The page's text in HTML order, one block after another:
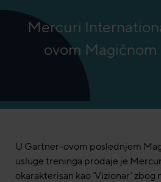
Mercuri
ovom
U Gartner-ovom poslednjem
usluge treninga prodaje je
okarakterisan kao ‘Vizionar’